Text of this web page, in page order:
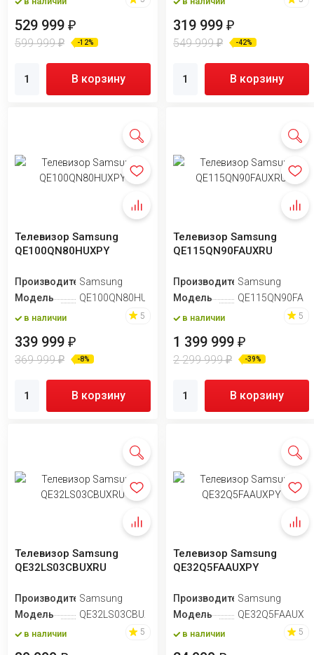
529 999 ₽
599 999₽ -12%
В корзину
319 999₽
549 999₽ -42%
В корзину
Телевизор Samsung
QE100QN80HUXPY
ПроизводительSamsung
Модель
QE100QN80HUXPY
в наличии 5
339 999 ₽
369 999₽ -8%
В корзину
Телевизор Samsung
QE115QN90FAUXRU
ПроизводительSamsung
Модель
в наличии 5
1 399 999₽
2 299 999₽ -39%
В корзину
Телевизор Samsung
QE32LS03CBUXRU
ПроизводительSamsung
Модель
QE32LS03CBUXRU
в наличии 5
Телевизор Samsung
QE32Q5FAAUXPY
ПроизводительSamsung
Модель
в наличии 5